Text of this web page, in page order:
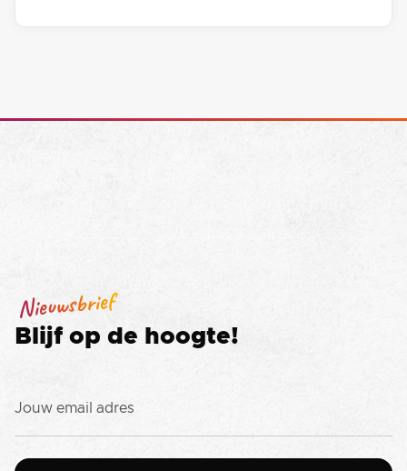
Nieuwsbrief
Blijf op de hoogte!